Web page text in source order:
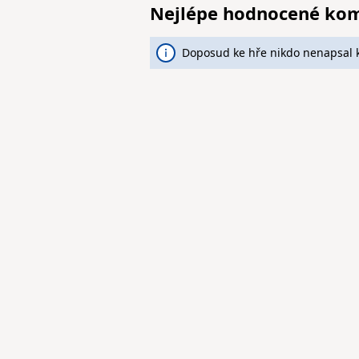
Nejlépe hodnocené
Doposud ke hře nikdo nenapsal